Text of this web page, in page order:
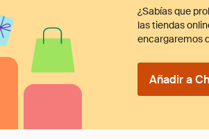
¿Sabías que
las tiendas
encargaremos
Añadir a